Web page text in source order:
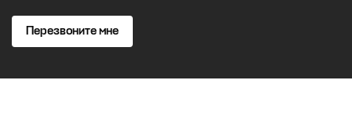
Перезвоните мне